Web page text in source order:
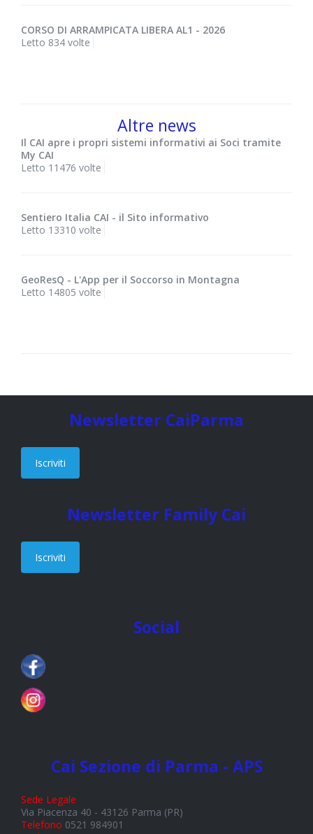
CORSO DI ARRAMPICATA LIBERA AL1 - 2026
Letto 834 volte
Altre news
Il CAI apre i propri sistemi informativi ai Soci tramite
My CAI
Letto 11476 volte
Sentiero Italia CAI - il Sito informativo
Letto 13310 volte
GeoResQ - L'App per il Soccorso in Montagna
Letto 14805 volte
Newsletter CaiParma
Iscriviti
Newsletter Family Cai
Iscriviti
Social
Cai Sezione di Parma - APS
Sede Legale
Via Piacenza 40 - 43126 Parma (PR)
Telefono 0521 984901